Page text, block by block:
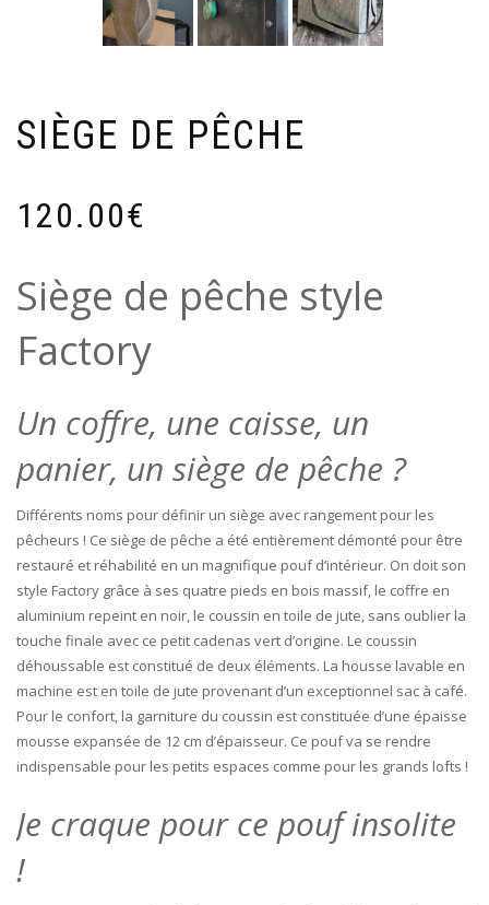
SIÈGE DE PÊCHE
120.00€
Siège de pêche style
Factory
Un coffre, une caisse, un
panier, un siège de pêche ?
Différents noms pour définir un siège avec rangement pour les
pêcheurs ! Ce siège de pêche a été entièrement démonté pour être
restauré et réhabilité en un magnifique pouf d’intérieur. On doit son
style Factory grâce à ses quatre pieds en bois massif, le coffre en
aluminium repeint en noir, le coussin en toile de jute, sans oublier la
touche finale avec ce petit cadenas vert d’origine. Le coussin
déhoussable est constitué de deux éléments. La housse lavable en
machine est en toile de jute provenant d’un exceptionnel sac à café.
Pour le confort, la garniture du coussin est constituée d’une épaisse
mousse expansée de 12 cm d’épaisseur. Ce pouf va se rendre
indispensable pour les petits espaces comme pour les grands lofts !
Je craque pour ce pouf insolite
!